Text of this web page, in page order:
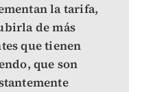
la tarifa,
de más
que tienen
que son